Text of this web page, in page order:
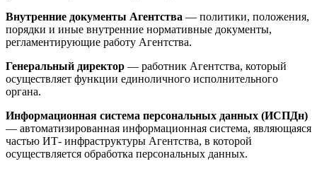
Внутренние документы Агентства — политики, положения,
порядки и иные внутренние нормативные документы,
регламентирующие работу Агентства.
Генеральный директор — работник Агентства, который
осуществляет функции единоличного исполнительного
органа.
Информационная система персональных данных (ИСПДн)
— автоматизированная информационная система, являющаяся
частью ИТ- инфраструктуры Агентства, в которой
осуществляется обработка персональных данных.